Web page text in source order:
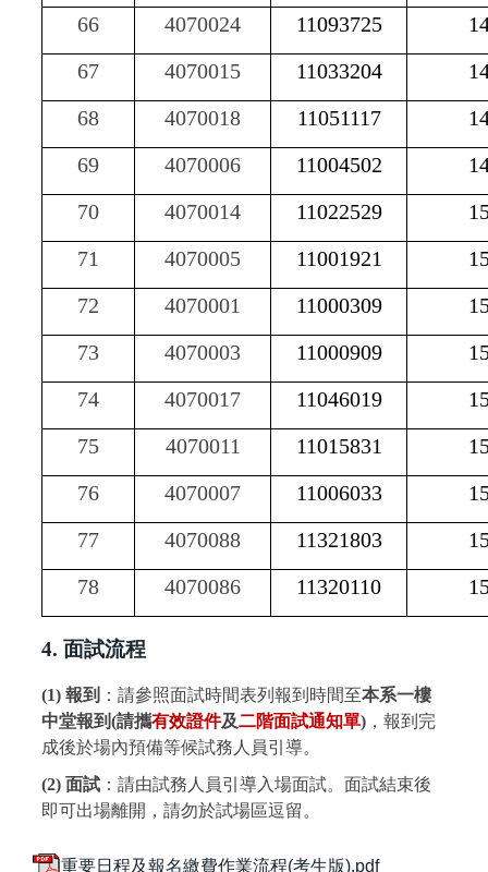
66
4070024 11093725
67
4070015 11033204
68
4070018 11051117
69
4070006 11004502
70
4070014 11022529
71
4070005 11001921
72
4070001 11000309
73
4070003 11000909
74
4070017 11046019
75
4070011 11015831
76
4070007 11006033
77
4070088 11321803
78
4070086 11320110
4. 面試流程
(1) 報到 ：請參照面試時間表列報到時間至本系一樓
中堂報到(請攜有效證件及二階面試通知單) ，報到完
成後於場內預備等候試務人員引導。
(2) 面試 ：請由試務人員引導入場面試。面試結束後
即可出場離開，請勿於試場區逗留。
重要日程及報名繳費作業流程(考生版).pdf